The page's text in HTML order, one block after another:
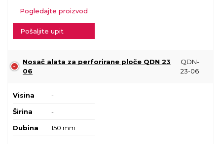
Pogledajte proizvod
Pošaljite upit
Nosač alata za perforirane ploče QDN 23
06
QDN-
23-06
Visina -
Širina -
Dubina 150 mm